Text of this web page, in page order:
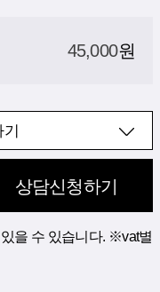
45,000원
상담신청하기
을 수 있습니다. ※vat별